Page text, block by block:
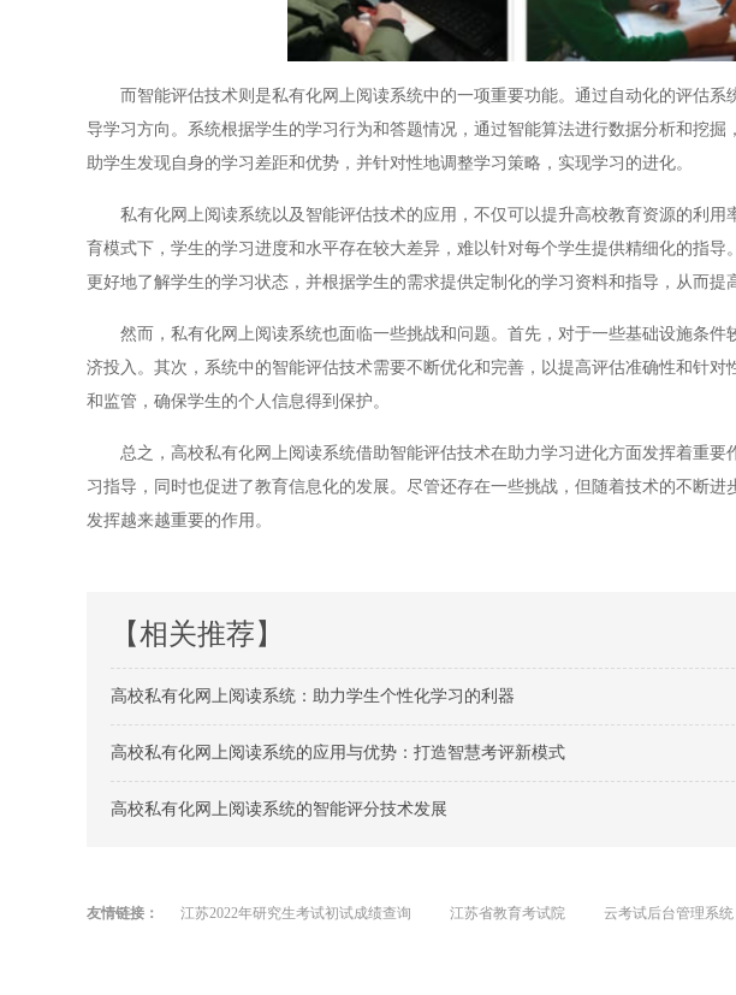
而智能评估技术则是私有化网上阅读系统中的一项重要功能。通过自动化的评估系
导学习方向。系统根据学生的学习行为和答题情况，通过智能算法进行数据分析和挖
助学生发现自身的学习差距和优势，并针对性地调整学习策略，实现学习的进化。
私有化网上阅读系统以及智能评估技术的应用，不仅可以提升高校教育资源的利用
育模式下，学生的学习进度和水平存在较大差异，难以针对每个学生提供精细化的指
更好地了解学生的学习状态，并根据学生的需求提供定制化的学习资料和指导，从而提
然而，私有化网上阅读系统也面临一些挑战和问题。首先，对于一些基础设施条件
济投入。其次，系统中的智能评估技术需要不断优化和完善，以提高评估准确性和针
和监管，确保学生的个人信息得到保护。
总之，高校私有化网上阅读系统借助智能评估技术在助力学习进化方面发挥着重要
习指导，同时也促进了教育信息化的发展。尽管还存在一些挑战，但随着技术的不断
发挥越来越重要的作用。
【相关推荐】
高校私有化网上阅读系统：助力学生个性化学习的利器
高校私有化网上阅读系统的应用与优势：打造智慧考评新模式
高校私有化网上阅读系统的智能评分技术发展
友情链接： 江苏2022年研究生考试初试成绩查询 江苏省教育考试院 云考试后台管理系统